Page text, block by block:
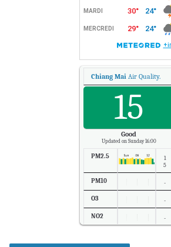
Chiang Mai Air Quality.
15
Good
Updated on Sunday 16:00
PM2.5
1
5
PM10 -
O3 -
NO2 -